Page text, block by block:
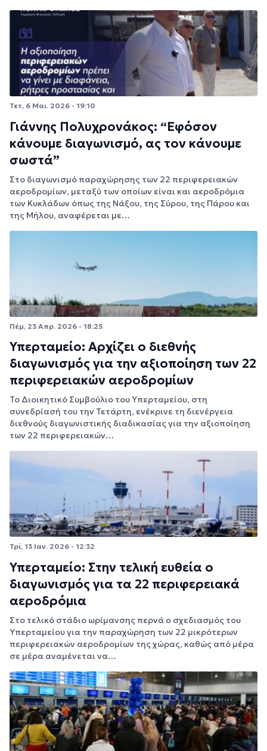
Τετ, 6 Μαι. 2026 - 19:10
Γιάννης Πολυχρονάκος: “Εφόσον
κάνουμε διαγωνισμό, ας τον κάνουμε
σωστά”
Στο διαγωνισμό παραχώρησης των 22 περιφερειακών
αεροδρομίων, μεταξύ των οποίων είναι και αεροδρόμια
των Κυκλάδων όπως της Νάξου, της Σύρου, της Πάρου και
της Μήλου, αναφέρεται με…
Πέμ, 23 Απρ. 2026 - 18:25
Υπερταμείο: Αρχίζει ο διεθνής
διαγωνισμός για την αξιοποίηση των 22
περιφερειακών αεροδρομίων
Το Διοικητικό Συμβούλιο του Υπερταμείου, στη
συνεδρίασή του την Τετάρτη, ενέκρινε τη διενέργεια
διεθνούς διαγωνιστικής διαδικασίας για την αξιοποίηση
των 22 περιφερειακών…
Τρί, 13 Ιαν. 2026 - 12:32
Υπερταμείο: Στην τελική ευθεία ο
διαγωνισμός για τα 22 περιφερειακά
αεροδρόμια
Στο τελικό στάδιο ωρίμανσης περνά ο σχεδιασμός του
Υπερταμείου για την παραχώρηση των 22 μικρότερων
περιφερειακών αεροδρομίων της χώρας, καθώς από μέρα
σε μέρα αναμένεται να…